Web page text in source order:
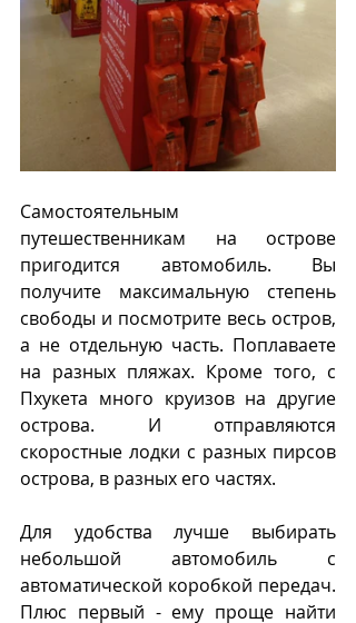
Самостоятельным
путешественникам на острове
пригодится автомобиль. Вы
получите максимальную степень
свободы и посмотрите весь остров,
а не отдельную часть. Поплаваете
на разных пляжах. Кроме того, с
Пхукета много круизов на другие
острова. И отправляются
скоростные лодки с разных пирсов
острова, в разных его частях.
Для удобства лучше выбирать
небольшой автомобиль с
автоматической коробкой передач.
Плюс первый - ему проще найти